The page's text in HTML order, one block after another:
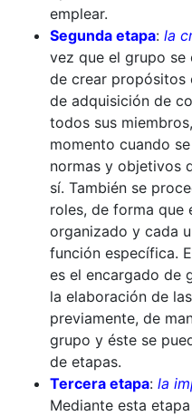
emplear.
Segunda etapa: la
vez que el grupo se
de crear propósitos
de adquisición de
todos sus
momento cuando
normas y objetivos
sí. También se
roles, de forma que
organizado y cada
función específica.
es el encargado de
la elaboración de
previamente, de
grupo y éste se
de etapas.
Tercera etapa: la
Mediante esta